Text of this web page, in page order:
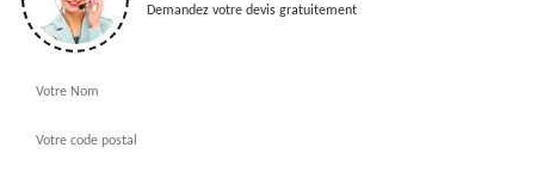
Demandez votre devis gratuitement